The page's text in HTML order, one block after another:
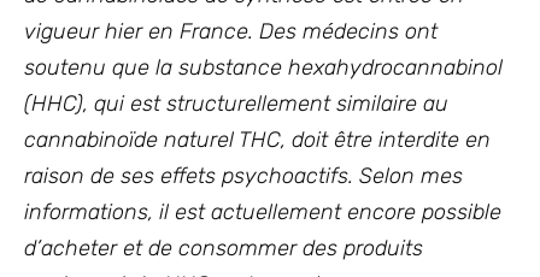
vigueur hier en France. Des médecins ont
soutenu que la substance hexahydrocannabinol
(HHC), qui est structurellement similaire au
cannabinoïde naturel THC, doit être interdite en
raison de ses effets psychoactifs. Selon mes
informations, il est actuellement encore possible
d’acheter et de consommer des produits